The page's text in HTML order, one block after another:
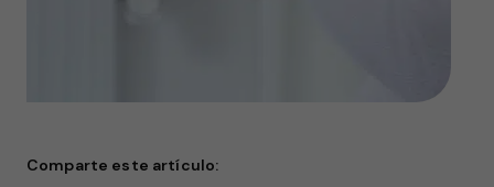
Comparte este artículo: